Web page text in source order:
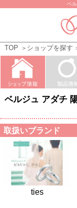
ベ
TOP ショップを探す
ベルジュ アダチ
取扱いブランド
ties